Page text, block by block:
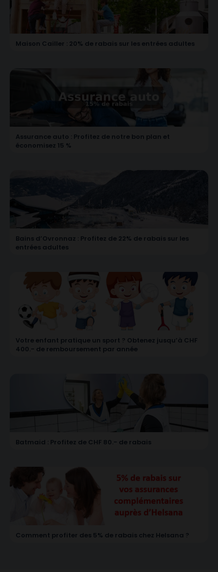
Maison Cailler : 20% de rabais sur les entrées adultes
Assurance auto : Profitez de notre bon plan et
économisez 15 %
Bains d’Ovronnaz : Profitez de 22% de rabais sur les
entrées adultes
Votre enfant pratique un sport ? Obtenez jusqu’à CHF
400.- de remboursement par année
Batmaid : Profitez de CHF 80.- de rabais
Comment profiter des 5% de rabais chez Helsana ?